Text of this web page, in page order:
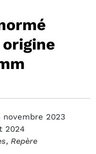
novembre 2023
2024
, Repère